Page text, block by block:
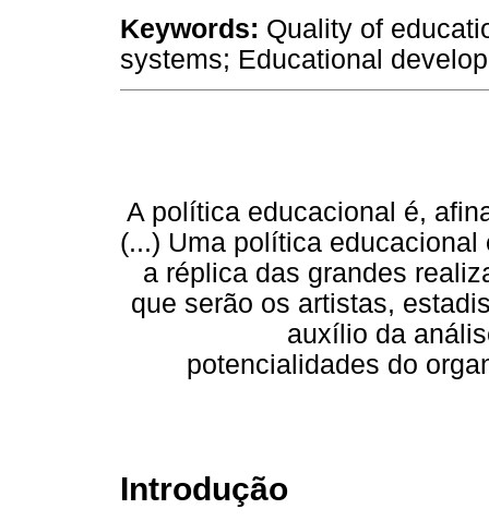
Keywords: Quality of
systems; Educational
A política educacional é,
(...) Uma política
a réplica das grandes
que serão os artistas,
auxílio da
potencialidades do
Introdução